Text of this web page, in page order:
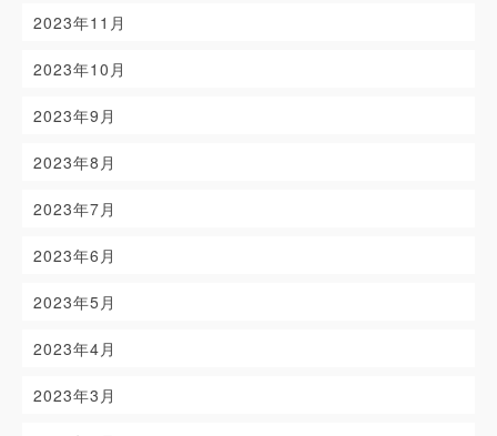
2023年11月
2023年10月
2023年9月
2023年8月
2023年7月
2023年6月
2023年5月
2023年4月
2023年3月